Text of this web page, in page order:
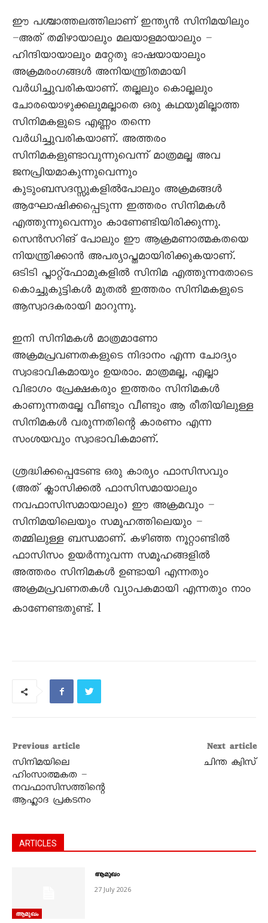
ഈ പശ്ചാത്തലത്തിലാണ് ഇന്ത്യൻ സിനിമയിലും
–അത് തമിഴായാലും മലയാളമായാലും –
ഹിന്ദിയായാലും മറ്റേതു ഭാഷയായാലും
അക്രമരംഗങ്ങൾ അനിയന്ത്രിതമായി
വർധിച്ചുവരികയാണ്. തല്ലലും കൊല്ലലും
ചോരയൊഴുക്കലുമല്ലാതെ ഒരു കഥയുമില്ലാത്ത
സിനിമകളുടെ എണ്ണം തന്നെ
വർധിച്ചുവരികയാണ്. അത്തരം
സിനിമകളുണ്ടാവുന്നുവെന്ന് മാത്രമല്ല അവ
ജനപ്രിയമാകുന്നുവെന്നും
കുടുംബസദസ്സുകളിൽപോലും അക്രമങ്ങൾ
ആഘോഷിക്കപ്പെടുന്ന ഇത്തരം സിനിമകൾ
എത്തുന്നുവെന്നും കാണേണ്ടിയിരിക്കുന്നു.
സെൻസറിങ് പോലും ഈ ആക്രമണാത്മകതയെ
നിയന്ത്രിക്കാൻ അപര്യാപ്തമായിരിക്കുകയാണ്.
ഒടിടി പ്ലാറ്റ്ഫോമുകളിൽ സിനിമ എത്തുന്നതോടെ
കൊച്ചുകുട്ടികൾ മുതൽ ഇത്തരം സിനിമകളുടെ
ആസ്വാദകരായി മാറുന്നു.
ഇനി സിനിമകൾ മാത്രമാണോ
അക്രമപ്രവണതകളുടെ നിദാനം എന്ന ചോദ്യം
സ്വാഭാവികമായും ഉയരാം. മാത്രമല്ല, എല്ലാ
വിഭാഗം പ്രേക്ഷകരും ഇത്തരം സിനിമകൾ
കാണുന്നതല്ലേ വീണ്ടും വീണ്ടും ആ രീതിയിലുള്ള
സിനിമകൾ വരുന്നതിന്റെ കാരണം എന്ന
സംശയവും സ്വാഭാവികമാണ്.
ശ്രദ്ധിക്കപ്പെടേണ്ട ഒരു കാര്യം ഫാസിസവും
(അത് ക്ലാസിക്കൽ ഫാസിസമായാലും
നവഫാസിസമായാലും) ഈ അക്രമവും –
സിനിമയിലെയും സമൂഹത്തിലെയും –
തമ്മിലുള്ള ബന്ധമാണ്. കഴിഞ്ഞ നൂറ്റാണ്ടിൽ
ഫാസിസം ഉയർന്നുവന്ന സമൂഹങ്ങളിൽ
അത്തരം സിനിമകൾ ഉണ്ടായി എന്നതും
അക്രമപ്രവണതകൾ വ്യാപകമായി എന്നതും നാം
കാണേണ്ടതുണ്ട്. l
Previous article
സിനിമയിലെ
ഹിംസാത്മകത –
നവഫാസിസത്തിന്റെ
ആഹ്ലാദ പ്രകടനം
Next article
ചിന്ത ക്വിസ്
ARTICLES
ആമുഖം
ആമുഖം
27 July 2026